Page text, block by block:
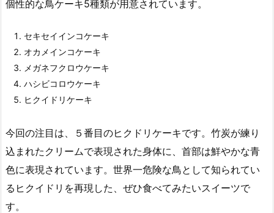
個性的な鳥ケーキ5種類が用意されています。
セキセイインコケーキ
オカメインコケーキ
メガネフクロウケーキ
ハシビコロウケーキ
ヒクイドリケーキ
今回の注目は、５番目のヒクドリケーキです。竹炭が練り
込まれたクリームで表現された身体に、首部は鮮やかな青
色に表現されています。世界一危険な鳥として知られてい
るヒクイドリを再現した、ぜひ食べてみたいスイーツで
す。